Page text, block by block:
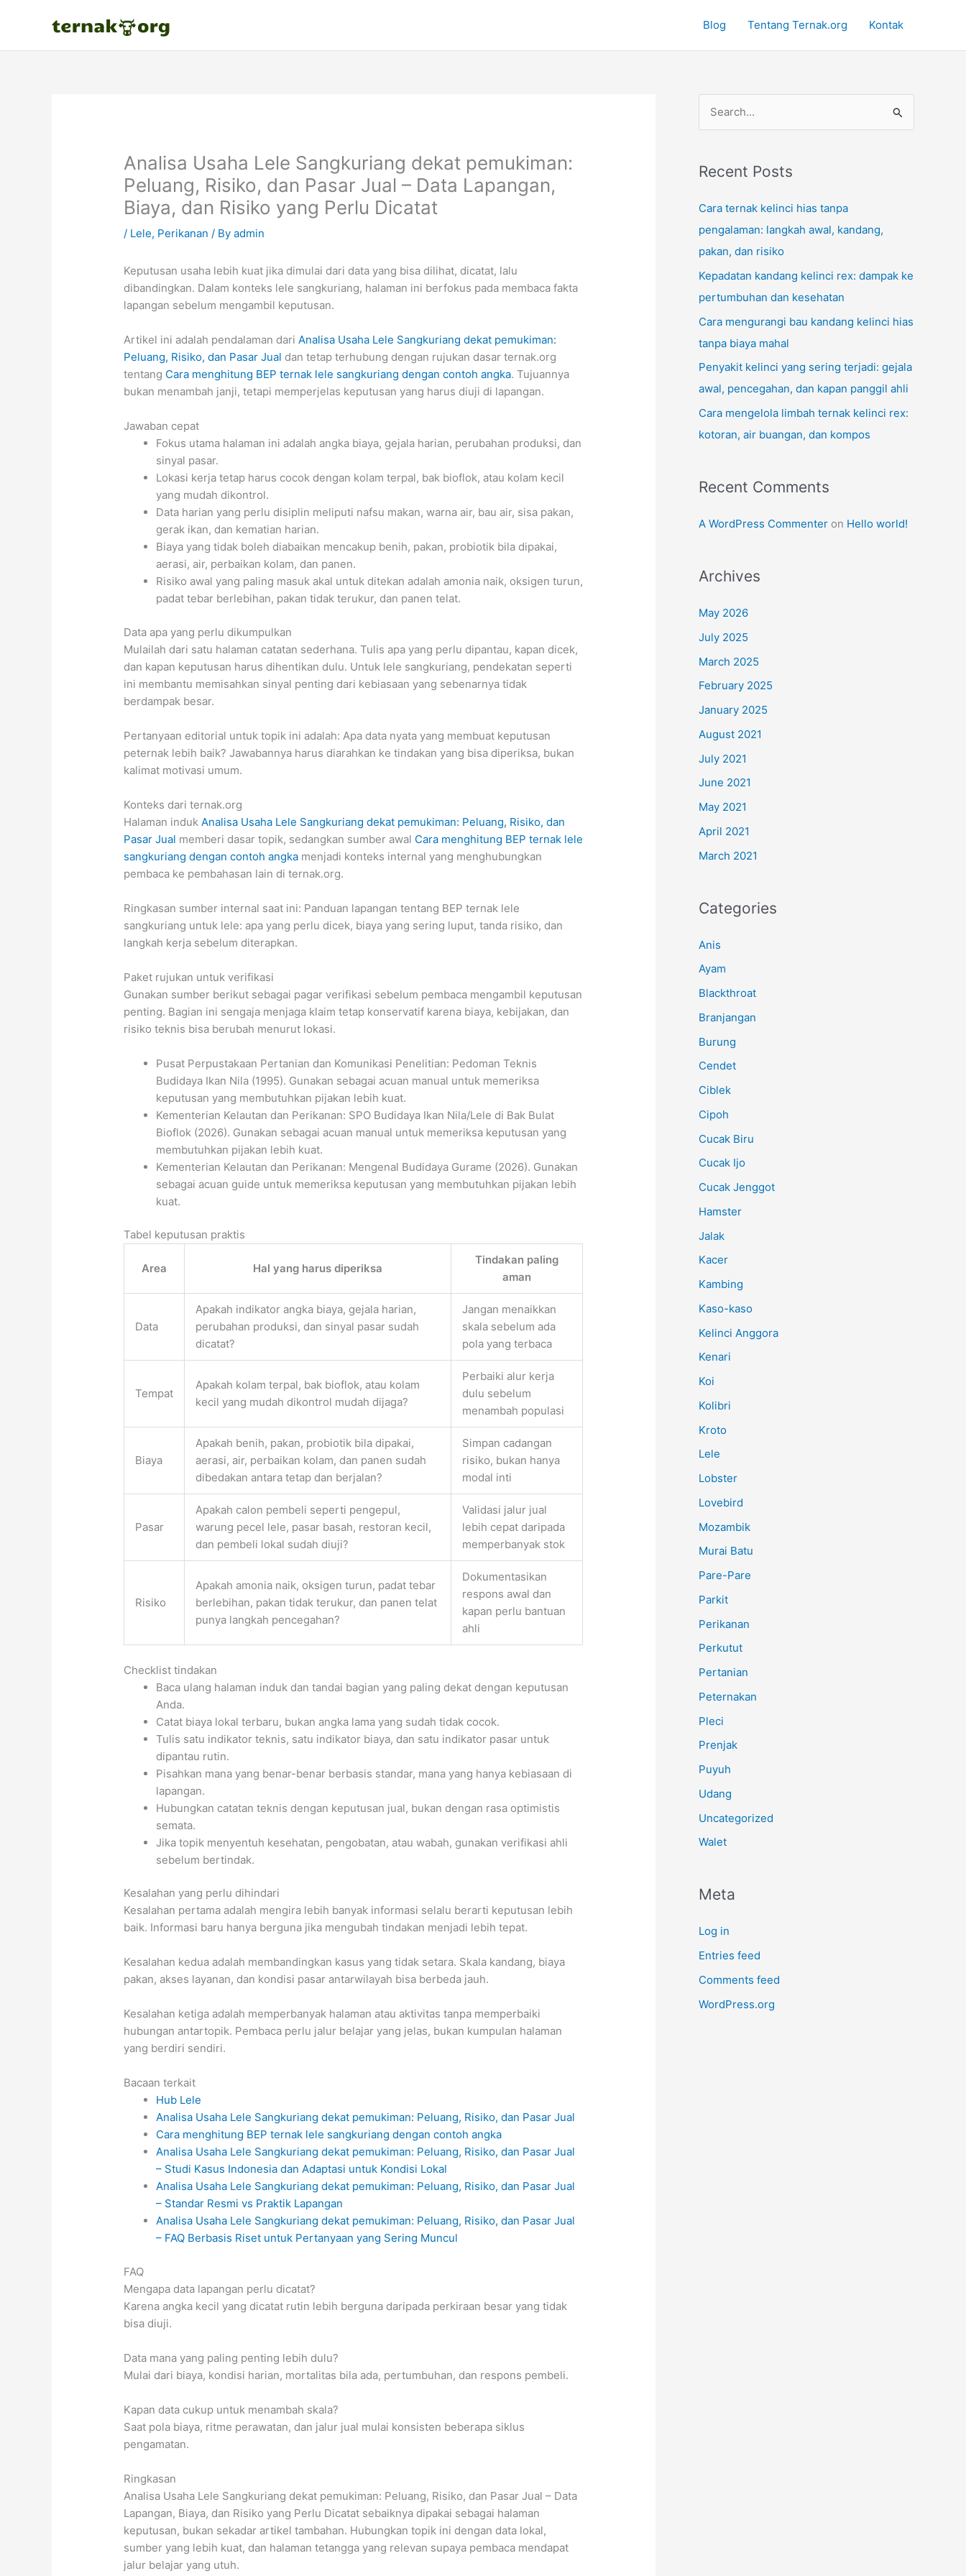
Blog Tentang Ternak.org Kontak
Analisa Usaha Lele Sangkuriang dekat pemukiman:
Peluang, Risiko, dan Pasar Jual – Data Lapangan,
Biaya, dan Risiko yang Perlu Dicatat
/ Lele, Perikanan / Byadmin
Keputusan usaha lebih kuat jika dimulai dari data yang bisa dilihat, dicatat, lalu
dibandingkan. Dalam konteks lele sangkuriang, halaman ini berfokus pada membaca fakta
lapangan sebelum mengambil keputusan.
Artikel ini adalah pendalaman dariAnalisa Usaha Lele Sangkuriang dekat pemukiman:
Peluang, Risiko, dan Pasar Jual dan tetap terhubung dengan rujukan dasar ternak.org
tentang Cara menghitung BEP ternak lele sangkuriang dengan contoh angka. Tujuannya
bukan menambah janji, tetapi memperjelas keputusan yang harus diuji di lapangan.
Jawaban cepat
Fokus utama halaman ini adalah angka biaya, gejala harian, perubahan produksi, dan
sinyal pasar.
Lokasi kerja tetap harus cocok dengan kolam terpal, bak bioflok, atau kolam kecil
yang mudah dikontrol.
Data harian yang perlu disiplin meliputi nafsu makan, warna air, bau air, sisa pakan,
gerak ikan, dan kematian harian.
Biaya yang tidak boleh diabaikan mencakup benih, pakan, probiotik bila dipakai,
aerasi, air, perbaikan kolam, dan panen.
Risiko awal yang paling masuk akal untuk ditekan adalah amonia naik, oksigen turun,
padat tebar berlebihan, pakan tidak terukur, dan panen telat.
Data apa yang perlu dikumpulkan
Mulailah dari satu halaman catatan sederhana. Tulis apa yang perlu dipantau, kapan dicek,
dan kapan keputusan harus dihentikan dulu. Untuk lele sangkuriang, pendekatan seperti
ini membantu memisahkan sinyal penting dari kebiasaan yang sebenarnya tidak
berdampak besar.
Pertanyaan editorial untuk topik ini adalah: Apa data nyata yang membuat keputusan
peternak lebih baik? Jawabannya harus diarahkan ke tindakan yang bisa diperiksa, bukan
kalimat motivasi umum.
Konteks dari ternak.org
Halaman induk Analisa Usaha Lele Sangkuriang dekat pemukiman: Peluang, Risiko, dan
Pasar Jual memberi dasar topik, sedangkan sumber awal Cara menghitung BEP ternak lele
sangkuriang dengan contoh angka menjadi konteks internal yang menghubungkan
pembaca ke pembahasan lain di ternak.org.
Ringkasan sumber internal saat ini: Panduan lapangan tentang BEP ternak lele
sangkuriang untuk lele: apa yang perlu dicek, biaya yang sering luput, tanda risiko, dan
langkah kerja sebelum diterapkan.
Paket rujukan untuk verifikasi
Gunakan sumber berikut sebagai pagar verifikasi sebelum pembaca mengambil keputusan
penting. Bagian ini sengaja menjaga klaim tetap konservatif karena biaya, kebijakan, dan
risiko teknis bisa berubah menurut lokasi.
Pusat Perpustakaan Pertanian dan Komunikasi Penelitian: Pedoman Teknis
Budidaya Ikan Nila (1995). Gunakan sebagai acuan manual untuk memeriksa
keputusan yang membutuhkan pijakan lebih kuat.
Kementerian Kelautan dan Perikanan: SPO Budidaya Ikan Nila/Lele di Bak Bulat
Bioflok (2026). Gunakan sebagai acuan manual untuk memeriksa keputusan yang
membutuhkan pijakan lebih kuat.
Kementerian Kelautan dan Perikanan: Mengenal Budidaya Gurame (2026). Gunakan
sebagai acuan guide untuk memeriksa keputusan yang membutuhkan pijakan lebih
kuat.
Tabel keputusan praktis
Area Hal yang harus diperiksa
Tindakan paling
aman
Data
Apakah indikator angka biaya, gejala harian,
perubahan produksi, dan sinyal pasar sudah
dicatat?
Jangan menaikkan
skala sebelum ada
pola yang terbaca
Tempat
Apakah kolam terpal, bak bioflok, atau kolam
kecil yang mudah dikontrol mudah dijaga?
Perbaiki alur kerja
dulu sebelum
menambah populasi
Biaya
Apakah benih, pakan, probiotik bila dipakai,
aerasi, air, perbaikan kolam, dan panen sudah
dibedakan antara tetap dan berjalan?
Simpan cadangan
risiko, bukan hanya
modal inti
Pasar
Apakah calon pembeli seperti pengepul,
warung pecel lele, pasar basah, restoran kecil,
dan pembeli lokal sudah diuji?
Validasi jalur jual
lebih cepat daripada
memperbanyak stok
Risiko
Apakah amonia naik, oksigen turun, padat tebar
berlebihan, pakan tidak terukur, dan panen telat
punya langkah pencegahan?
Dokumentasikan
respons awal dan
kapan perlu bantuan
ahli
Checklist tindakan
Baca ulang halaman induk dan tandai bagian yang paling dekat dengan keputusan
Anda.
Catat biaya lokal terbaru, bukan angka lama yang sudah tidak cocok.
Tulis satu indikator teknis, satu indikator biaya, dan satu indikator pasar untuk
dipantau rutin.
Pisahkan mana yang benar-benar berbasis standar, mana yang hanya kebiasaan di
lapangan.
Hubungkan catatan teknis dengan keputusan jual, bukan dengan rasa optimistis
semata.
Jika topik menyentuh kesehatan, pengobatan, atau wabah, gunakan verifikasi ahli
sebelum bertindak.
Kesalahan yang perlu dihindari
Kesalahan pertama adalah mengira lebih banyak informasi selalu berarti keputusan lebih
baik. Informasi baru hanya berguna jika mengubah tindakan menjadi lebih tepat.
Kesalahan kedua adalah membandingkan kasus yang tidak setara. Skala kandang, biaya
pakan, akses layanan, dan kondisi pasar antarwilayah bisa berbeda jauh.
Kesalahan ketiga adalah memperbanyak halaman atau aktivitas tanpa memperbaiki
hubungan antartopik. Pembaca perlu jalur belajar yang jelas, bukan kumpulan halaman
yang berdiri sendiri.
Bacaan terkait
Hub Lele
Analisa Usaha Lele Sangkuriang dekat pemukiman: Peluang, Risiko, dan Pasar Jual
Cara menghitung BEP ternak lele sangkuriang dengan contoh angka
Analisa Usaha Lele Sangkuriang dekat pemukiman: Peluang, Risiko, dan Pasar Jual
– Studi Kasus Indonesia dan Adaptasi untuk Kondisi Lokal
Analisa Usaha Lele Sangkuriang dekat pemukiman: Peluang, Risiko, dan Pasar Jual
– Standar Resmi vs Praktik Lapangan
Analisa Usaha Lele Sangkuriang dekat pemukiman: Peluang, Risiko, dan Pasar Jual
– FAQ Berbasis Riset untuk Pertanyaan yang Sering Muncul
FAQ
Mengapa data lapangan perlu dicatat?
Karena angka kecil yang dicatat rutin lebih berguna daripada perkiraan besar yang tidak
bisa diuji.
Data mana yang paling penting lebih dulu?
Mulai dari biaya, kondisi harian, mortalitas bila ada, pertumbuhan, dan respons pembeli.
Kapan data cukup untuk menambah skala?
Saat pola biaya, ritme perawatan, dan jalur jual mulai konsisten beberapa siklus
pengamatan.
Ringkasan
Analisa Usaha Lele Sangkuriang dekat pemukiman: Peluang, Risiko, dan Pasar Jual – Data
Lapangan, Biaya, dan Risiko yang Perlu Dicatat sebaiknya dipakai sebagai halaman
keputusan, bukan sekadar artikel tambahan. Hubungkan topik ini dengan data lokal,
sumber yang lebih kuat, dan halaman tetangga yang relevan supaya pembaca mendapat
jalur belajar yang utuh.
r
h
f
o
r
:
Recent Posts
Cara ternak kelinci hias tanpa
pengalaman: langkah awal, kandang,
pakan, dan risiko
Kepadatan kandang kelinci rex: dampak ke
pertumbuhan dan kesehatan
Cara mengurangi bau kandang kelinci hias
tanpa biaya mahal
Penyakit kelinci yang sering terjadi: gejala
awal, pencegahan, dan kapan panggil ahli
Cara mengelola limbah ternak kelinci rex:
kotoran, air buangan, dan kompos
Recent Comments
A WordPress Commenter on Hello world!
Archives
May 2026
July 2025
March 2025
February 2025
January 2025
August 2021
July 2021
June 2021
May 2021
April 2021
March 2021
Categories
Anis
Ayam
Blackthroat
Branjangan
Burung
Cendet
Ciblek
Cipoh
Cucak Biru
Cucak Ijo
Cucak Jenggot
Hamster
Jalak
Kacer
Kambing
Kaso-kaso
Kelinci Anggora
Kenari
Koi
Kolibri
Kroto
Lele
Lobster
Lovebird
Mozambik
Murai Batu
Pare-Pare
Parkit
Perikanan
Perkutut
Pertanian
Peternakan
Pleci
Prenjak
Puyuh
Udang
Uncategorized
Walet
Meta
Log in
Entries feed
Comments feed
WordPress.org